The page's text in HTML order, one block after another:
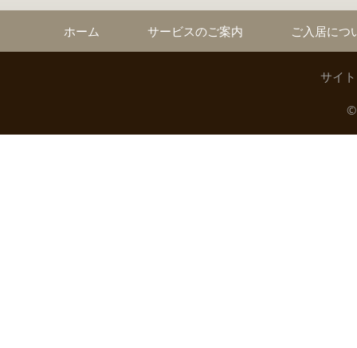
ホーム サービスのご案内 ご入居につ
サイ
©